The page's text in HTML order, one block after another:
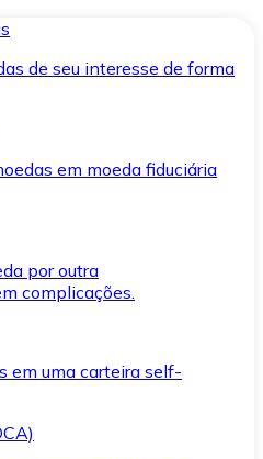
de seu interesse de forma
em moeda fiduciária
por outra
complicações.
em uma carteira self-